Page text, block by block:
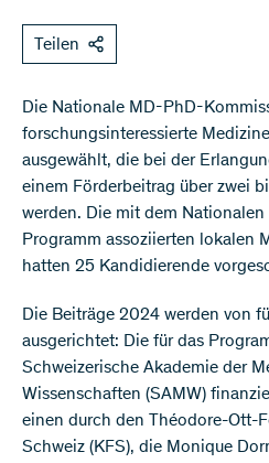
Teilen
Die Nationale MD-PhD-
forschungsinteressierte
ausgewählt, die bei der
einem Förderbeitrag über zwei
werden. Die mit dem
Programm assoziierten lokalen
hatten 25 Kandidierende
Die Beiträge 2024 werden von
ausgerichtet: Die für das
Schweizerische Akademie der
Wissenschaften (SAMW)
einen durch den Théodore-Ott-
Schweiz (KFS), die Monique